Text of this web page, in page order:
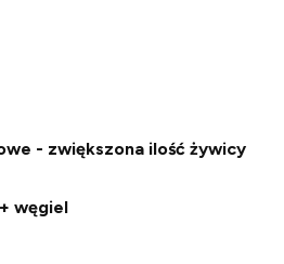
- zwiększona ilość żywicy
węgiel